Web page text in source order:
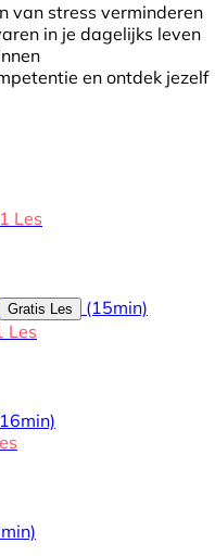
van stress verminderen
in je dagelijks leven
en ontdek jezelf
1 Les
Gratis Les
(15min)
Les